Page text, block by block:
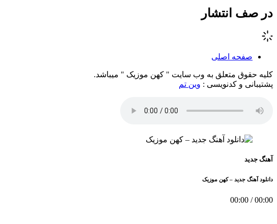
در صف انتشار
صفحه اصلی
کلیه حقوق متعلق به وب سایت " کهن موزیک " میباشد.
پشتیبانی و کدنویسی : وین تم
آهنگ جدید
دانلود آهنگ جدید – کهن موزیک
00:00
/
00:00